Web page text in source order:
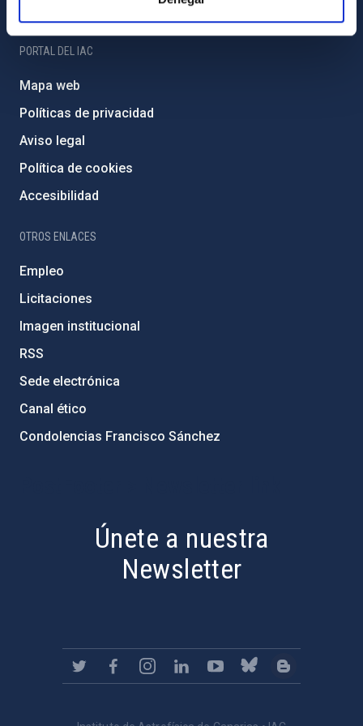
PORTAL DEL IAC
Mapa web
Políticas de privacidad
Aviso legal
Política de cookies
Accesibilidad
OTROS ENLACES
Empleo
Licitaciones
Imagen institucional
RSS
Sede electrónica
Canal ético
Condolencias Francisco Sánchez
Únete a nuestra
Newsletter